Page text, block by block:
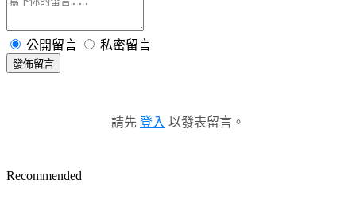
公開留言 私密留言
發佈留言
請先 登入 以發表留言。
Recommended